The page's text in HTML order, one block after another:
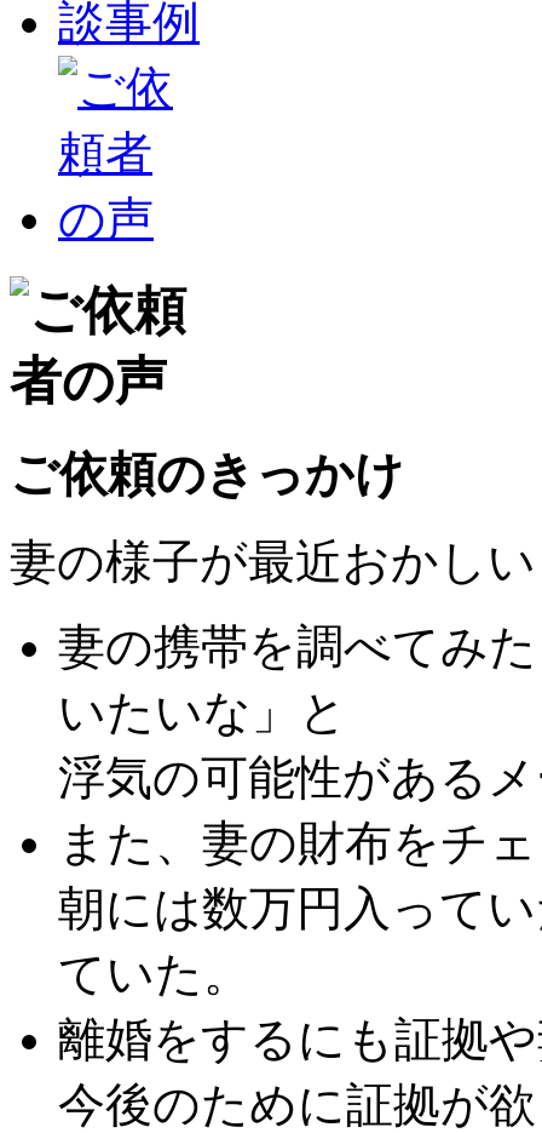
ご依頼のきっかけ
妻の様子が最近おかし
妻の携帯を調べてみ
いたいな」と
浮気の可能性がある
また、妻の財布をチ
朝には数万円入って
ていた。
離婚をするにも証拠
今後のために証拠が